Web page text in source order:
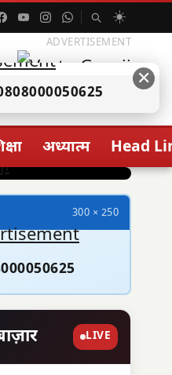
☀️
ADVERTISEMENT
अध्यात्म Head
300 × 250
LIVE
✕